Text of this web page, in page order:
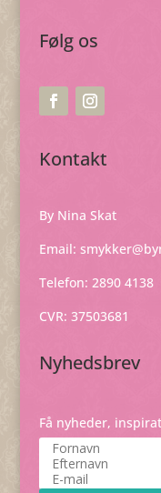
Følg os
Kontakt
By Nina Skat
Email:
Telefon: 2890 4138
CVR: 37503681
Nyhedsbrev
Få nyheder,